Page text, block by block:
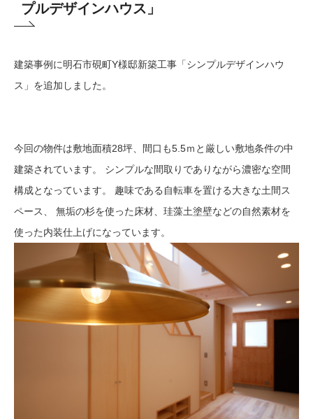
プルデザインハウス」
建築事例に明石市硯町Y様邸新築工事「シンプルデザインハウ
ス」を追加しました。
今回の物件は敷地面積28坪、間口も5.5ｍと厳しい敷地条件の中
建築されています。 シンプルな間取りでありながら濃密な空間
構成となっています。 趣味である自転車を置ける大きな土間ス
ペース、 無垢の杉を使った床材、珪藻土塗壁などの自然素材を
使った内装仕上げになっています。